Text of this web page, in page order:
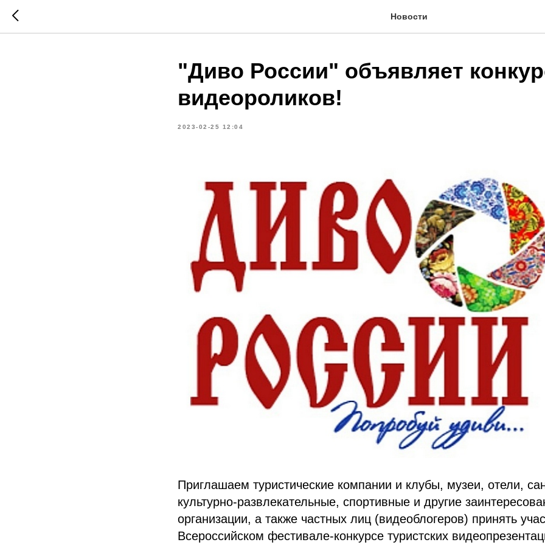
Новости
"Диво России" объявляет
видеороликов!
2023-02-25 12:04
Приглашаем туристические компании и клубы, музеи, отели,
культурно-развлекательные, спортивные и другие
организации, а также частных лиц (видеоблогеров) принять
Всероссийском фестивале-конкурсе туристских